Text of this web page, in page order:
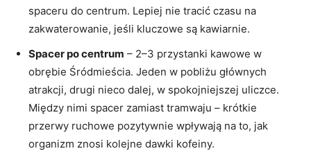
spaceru do centrum. Lepiej nie tracić czasu na
zakwaterowanie, jeśli kluczowe są kawiarnie.
Spacer po centrum – 2–3 przystanki kawowe w
obrębie Śródmieścia. Jeden w pobliżu głównych
atrakcji, drugi nieco dalej, w spokojniejszej uliczce.
Między nimi spacer zamiast tramwaju – krótkie
przerwy ruchowe pozytywnie wpływają na to, jak
organizm znosi kolejne dawki kofeiny.